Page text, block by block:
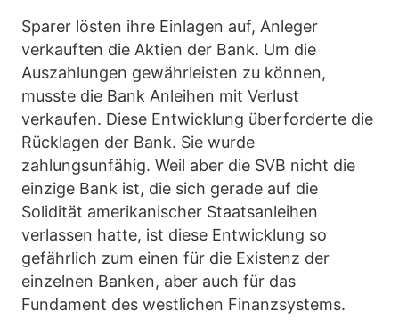
Sparer lösten ihre Einlagen auf, Anleger
verkauften die Aktien der Bank. Um die
Auszahlungen gewährleisten zu können,
musste die Bank Anleihen mit Verlust
verkaufen. Diese Entwicklung überforderte die
Rücklagen der Bank. Sie wurde
zahlungsunfähig. Weil aber die SVB nicht die
einzige Bank ist, die sich gerade auf die
Solidität amerikanischer Staatsanleihen
verlassen hatte, ist diese Entwicklung so
gefährlich zum einen für die Existenz der
einzelnen Banken, aber auch für das
Fundament des westlichen Finanzsystems.